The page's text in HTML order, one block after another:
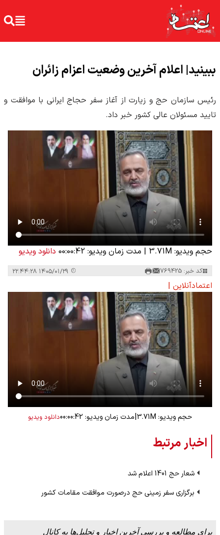
ببینید| اعلام آخرین وضعیت اعزام زائران
رئیس سازمان حج و زیارت از آغاز سفر حجاج ایرانی با موافقت و
تایید مسئولان عالی کشور خبر داد.
حجم ویدیو: 3.71M | مدت زمان ویدیو: 00:00:42 دانلود ویدیو
کد خبر: 769425
اعتمادآنلاین |
حجم ویدیو: 3.71M |مدت زمان ویدیو: 00:00:42 دانلود ویدیو
اخبار مرتبط
شعار حج 1401 اعلام شد
برگزاری سفر زمینی حج درصورت موافقت مقامات کشور
برای مطالعه و بررسی آخرین اخبار و تحلیل‌ها به کانال